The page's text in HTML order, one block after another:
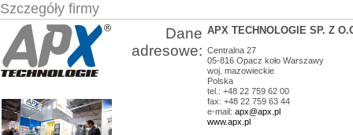
Szczegóły firmy
Dane
adresowe:
APX TECHNOLOGIE SP. Z
Centralna 27
05-816 Opacz koło Warszawy
woj. mazowieckie
Polska
tel.: +48 22 759 62 00
fax: +48 22 759 63 44
e-mail: apx@apx.pl
www.apx.pl